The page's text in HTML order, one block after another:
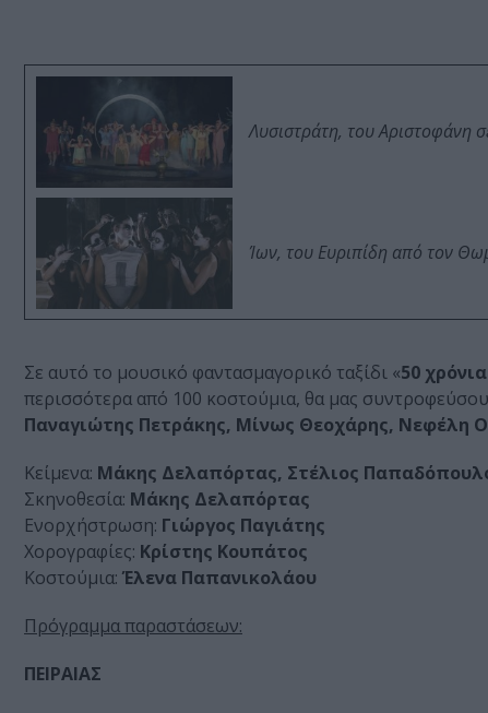
Λυσιστράτη, του Αριστοφάνη
Ίων, του Ευριπίδη από τον
Σε αυτό το μουσικό φαντασμαγορικό ταξίδι «50
περισσότερα από 100 κοστούμια, θα μας
Παναγιώτης Πετράκης, Μίνως Θεοχάρης, Νεφέλη
Κείμενα: Μάκης Δελαπόρτας, Στέλιος
Σκηνοθεσία: Μάκης Δελαπόρτας
Ενορχήστρωση: Γιώργος Παγιάτης
Χορογραφίες: Κρίστης Κουπάτος
Κοστούμια: Έλενα Παπανικολάου
Πρόγραμμα παραστάσεων:
ΠΕΙΡΑΙΑΣ